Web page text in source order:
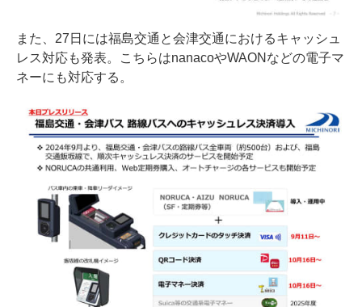
また、27日には福島交通と会津交通におけるキャッシュ
レス対応も発表。こちらはnanacoやWAONなどの電子マ
ネーにも対応する。